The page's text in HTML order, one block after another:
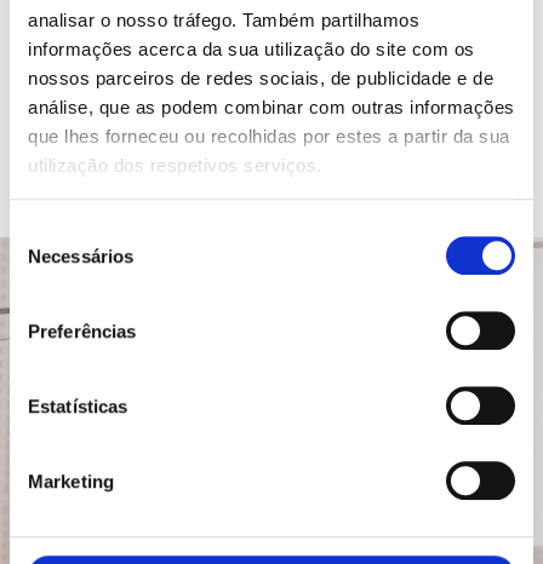
analisar o nosso tráfego. Também partilhamos
informações acerca da sua utilização do site com os
nossos parceiros de redes sociais, de publicidade e de
análise, que as podem combinar com outras informações
que lhes forneceu ou recolhidas por estes a partir da sua
utilização dos respetivos serviços.
Necessários
Preferências
Estatísticas
Marketing
Quero mais informações →